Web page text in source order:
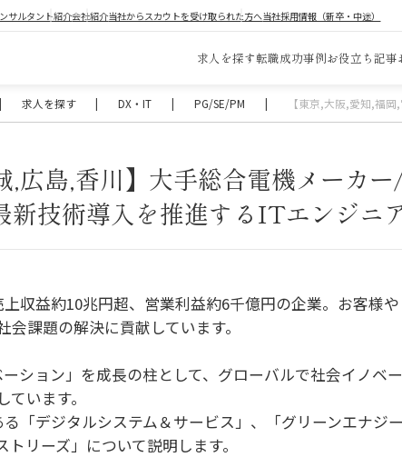
サルタント紹介会社紹介当社からスカウトを受け取られた方へ当社採用情報（新卒・中途）
求人を探す転職成功事例お役立ち記事
| 求人を探す | DX・IT | PG/SE/PM | 【東京,大阪,愛知,福
,広島,香川】大手総合電機メーカ
新技術導入を推進するITエンジニ
上収益約10兆円超、営業利益約6千億円の企業。お客様や
課題の解決に貢献しています。
ション」を成長の柱として、グローバルで社会イノベー
います。
「デジタルシステム＆サービス」、「グリーンエナジー
リーズ」について説明します。